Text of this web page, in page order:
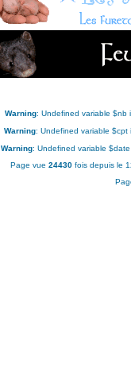
Warning: Undefined variable $nb
Warning: Undefined variable $cpt
Warning: Undefined variable
Page vue 24430 fois depuis le